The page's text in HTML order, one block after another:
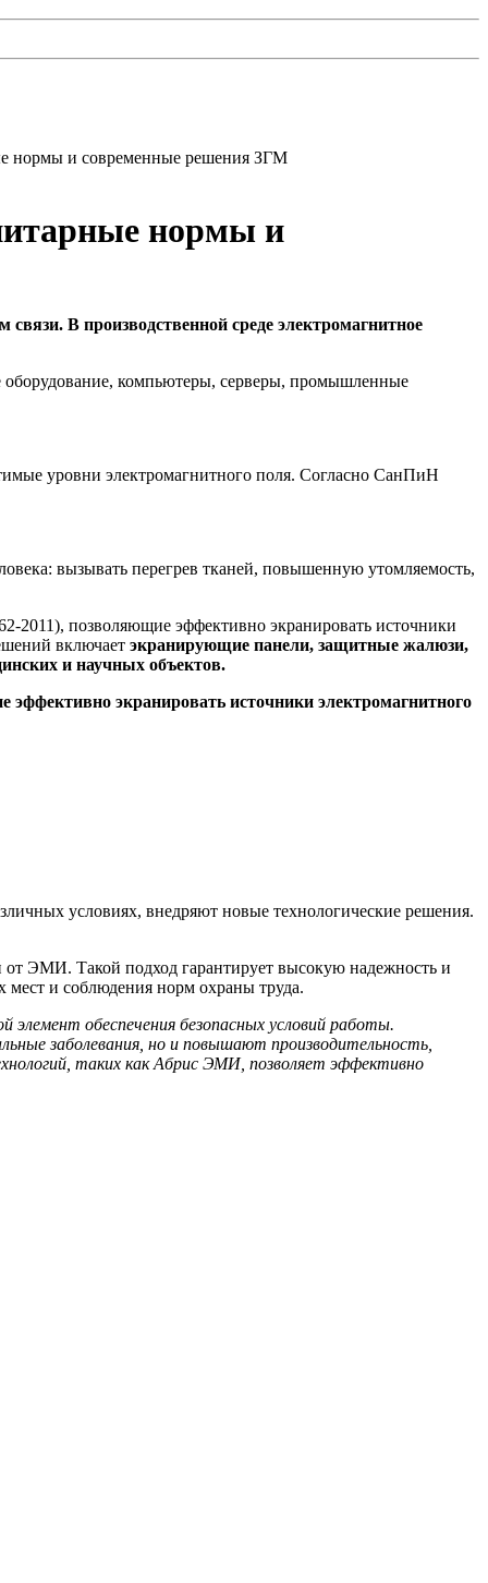
нормы и современные решения ЗГМ
нормы и
В производственной среде электромагнитное
оборудование, компьютеры, серверы, промышленные
уровни электромагнитного поля. Согласно СанПиН
вызывать перегрев тканей, повышенную утомляемость,
2011), позволяющие эффективно экранировать источники
включает экранирующие панели, защитные жалюзи,
и научных объектов.
условиях, внедряют новые технологические решения.
от ЭМИ. Такой подход гарантирует высокую надежность и
мест и соблюдения норм охраны труда.
обеспечения безопасных условий работы.
заболевания, но и повышают производительность,
таких как Абрис ЭМИ, позволяет эффективно